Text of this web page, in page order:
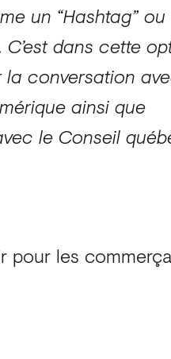
un “Hashtag” ou
dans cette
conversation
ainsi que
le Conseil
pour les